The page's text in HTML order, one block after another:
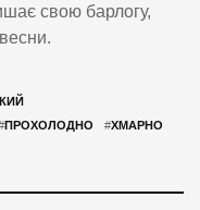
свою барлогу,
ПРОХОЛОДНО #ХМАРНО